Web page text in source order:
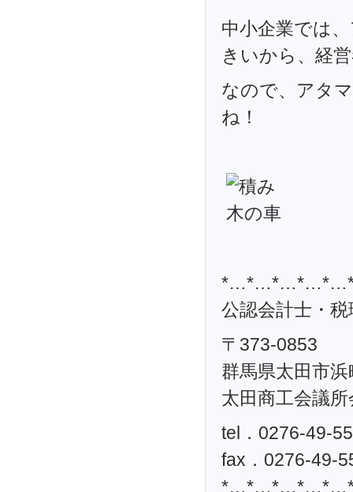
中小企業では
きいから、経
なので、アタ
ね！
公認会計士・
〒373-0853
群馬県太田市
太田商工会議
tel．0276-49-
fax．0276-49-